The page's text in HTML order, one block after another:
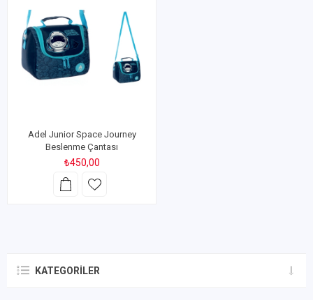
Adel Junior Space Journey
Beslenme Çantası
₺450,00
KATEGORILER